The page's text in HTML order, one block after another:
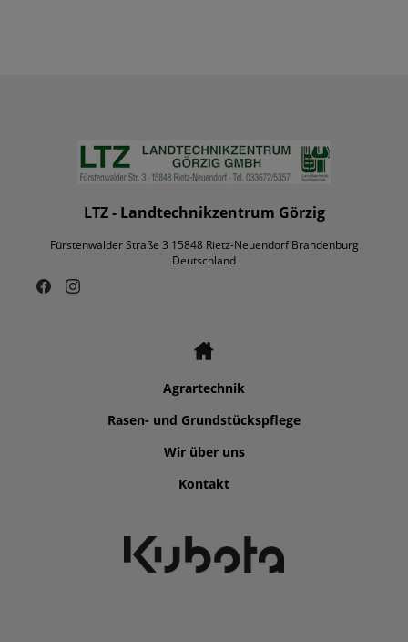
LTZ - Landtechnikzentrum Görzig
Fürstenwalder Straße 3 15848 Rietz-Neuendorf Brandenburg
Deutschland
Agrartechnik
Rasen- und Grundstückspflege
Wir über uns
Kontakt